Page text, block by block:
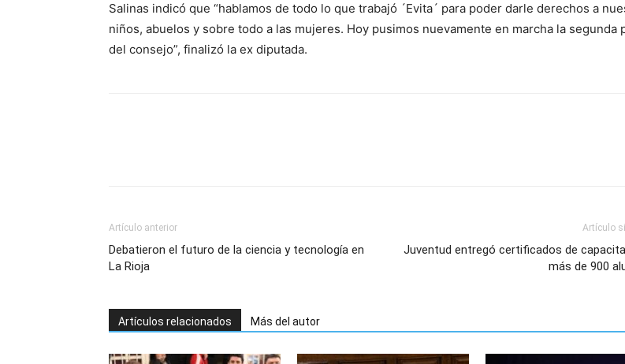
Salinas indicó que “hablamos de todo lo que trabajó ´Evita´ para poder darle derechos a
niños, abuelos y sobre todo a las mujeres. Hoy pusimos nuevamente en marcha la segunda
del consejo”, finalizó la ex diputada.
Artículo anterior
Debatieron el futuro de la ciencia y tecnología en
La Rioja
Artículo
Juventud entregó certificados de
más de 900
Artículos relacionados Más del autor